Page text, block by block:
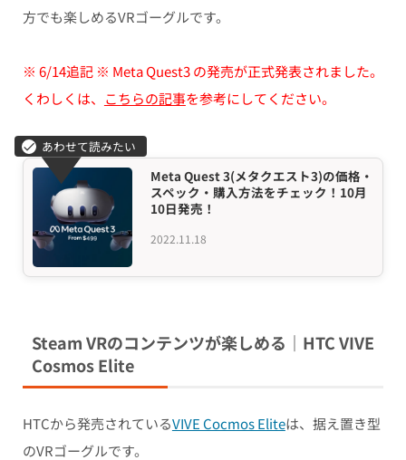
方でも楽しめるVRゴーグルです。
※ 6/14追記 ※ Meta Quest3 の発売が正式発表されました。
くわしくは、 こちらの記事を参考にしてください。
2022.11.18
Meta Quest 3(メタクエスト3)の価格・
スペック・購入方法をチェック！10月
10日発売！
Steam VRのコンテンツが楽しめる｜HTC VIVE
Cosmos Elite
HTCから発売されているVIVE Cocmos Eliteは、据え置き型
のVRゴーグルです。